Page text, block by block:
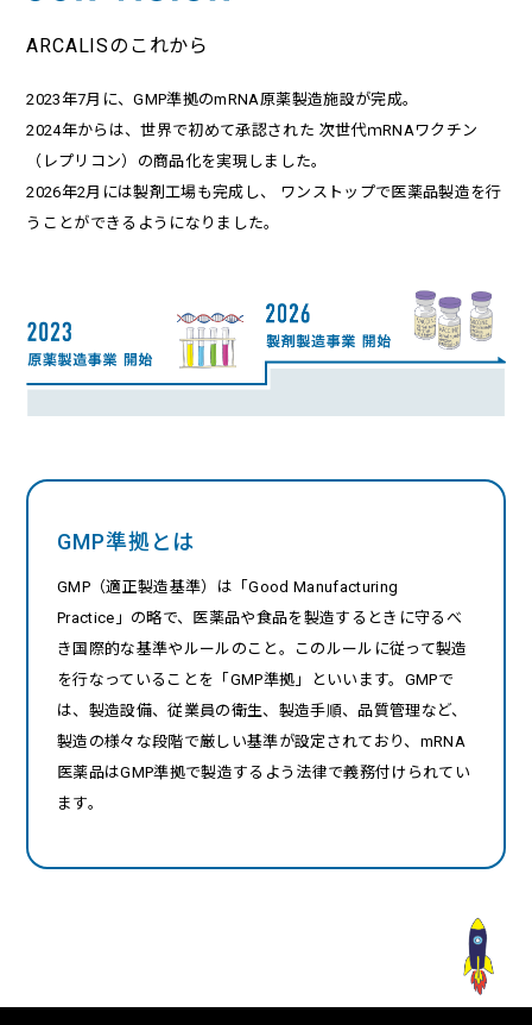
ARCALISのこれから
2023年7⽉に、GMP準拠のmRNA原薬製造施設が完成。
2024年からは、世界で初めて承認された 次世代ｍRNAワクチン
（レプリコン）の商品化を実現しました。
2026年2⽉には製剤⼯場も完成し、
ワンストップで医薬品製造を⾏
うことができるようになりました。
GMP準拠とは
GMP（適正製造基準）は「Good Manufacturing
Practice」の略で、医薬品や食品を製造するときに守るべ
き国際的な基準やルールのこと。このルールに従って製造
を行なっていることを「GMP準拠」といいます。GMPで
は、製造設備、従業員の衛生、製造手順、品質管理など、
製造の様々な段階で厳しい基準が設定されており、mRNA
医薬品はGMP準拠で製造するよう法律で義務付けられてい
ます。